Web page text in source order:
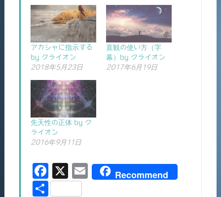
アカシャに指示する
by クライオン
2018年5月23日
直観の使い方（字
幕）by クライオン
2017年6月19日
先天性の正体 by ク
ライオン
2016年9月11日
F
a
X
E
Recommend
共